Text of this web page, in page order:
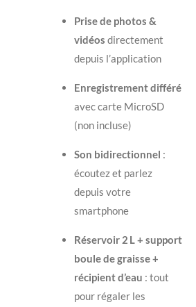
Prise de photos &
vidéos directement
depuis l’application
Enregistrement différé
avec carte MicroSD
(non incluse)
Son bidirectionnel :
écoutez et parlez
depuis votre
smartphone
Réservoir 2 L + support
boule de graisse +
récipient d’eau : tout
pour régaler les